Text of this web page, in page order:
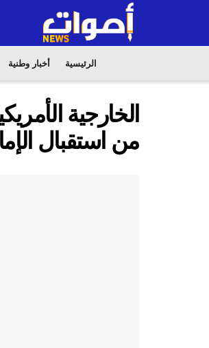
الرئيسية أخبار وطنية
الخارجية
من استقبال